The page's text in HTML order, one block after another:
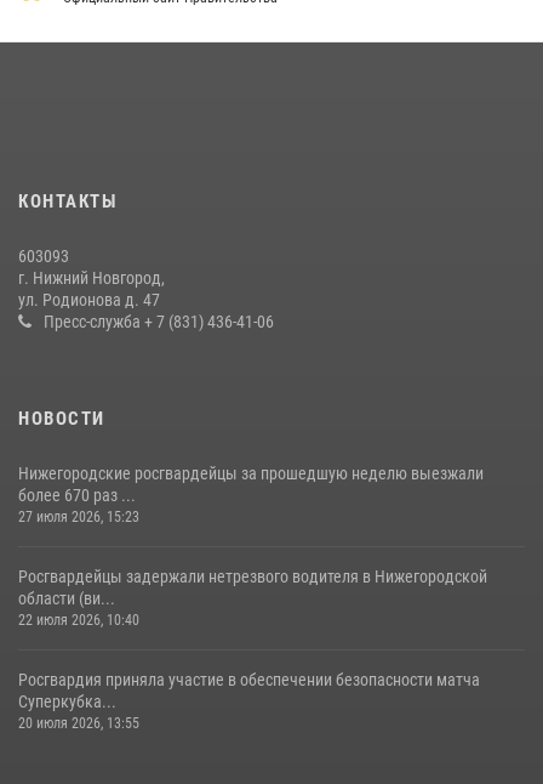
28 июля 2026, 15:39
более 750 раз по сигналу «тревога»
13 июля 2026, 06:45
КОНТАКТЫ
603093
г. Нижний Новгород,
ул. Родионова д. 47
Пресс-служба + 7 (831) 436-41-06
НОВОСТИ
Нижегородские росгвардейцы за прошедшую неделю выезжали
более 670 раз ...
27 июля 2026, 15:23
Росгвардейцы задержали нетрезвого водителя в Нижегородской
области (ви...
22 июля 2026, 10:40
Росгвардия приняла участие в обеспечении безопасности матча
Суперкубка...
20 июля 2026, 13:55